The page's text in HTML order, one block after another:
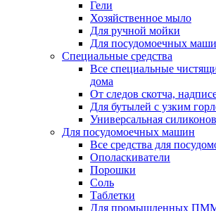
Гели
Хозяйственное мыло
Для ручной мойки
Для посудомоечных
Специальные средства
Все специальные
дома
От следов скотча,
Для бутылей с узким
Универсальная
Для посудомоечных машин
Все средства для
Ополаскиватели
Порошки
Соль
Таблетки
Для промышленных